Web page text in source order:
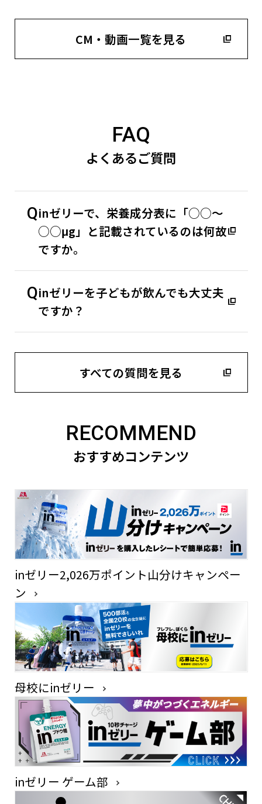
CM・動画一覧を見る
FAQ
よくあるご質問
Qinゼリーで、栄養成分表に「○○～
○○μg」と記載されているのは何故
ですか。
Qinゼリーを子どもが飲んでも大丈夫
ですか？
すべての質問を見る
RECOMMEND
おすすめコンテンツ
inゼリー2,026万ポイント山分けキャンペー
ン
母校にinゼリー
inゼリー ゲーム部